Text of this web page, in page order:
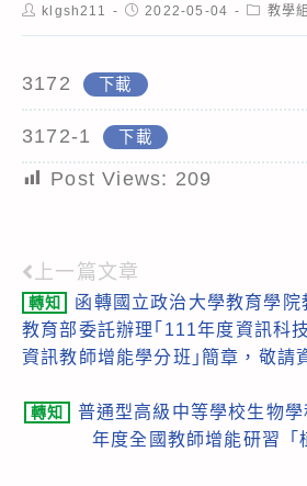
Postklgsh211
Post2022-05-04
Post教學組
3172 下載
3172-1 下載
Post Views: 209
Read
more
articles
上一篇文章
轉知
函轉國立政治大學教育學
教育部委託辦理｢111年度資訊科
資訊教師增能學分班｣簡章，敬請
轉知
普通型高級中等學校生物
年度全國教師增能研習「